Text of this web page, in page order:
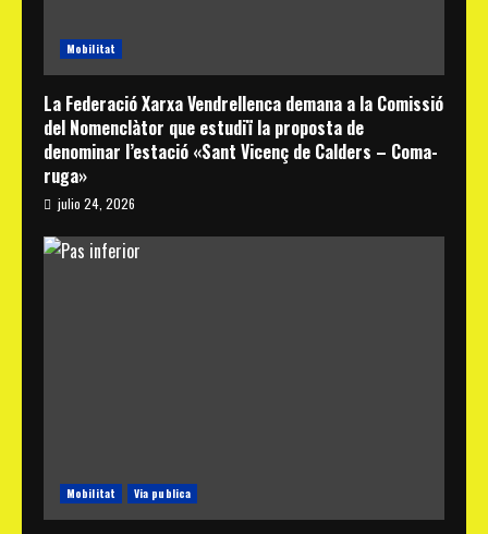
Mobilitat
La Federació Xarxa Vendrellenca demana a la Comissió
del Nomenclàtor que estudiï la proposta de
denominar l’estació «Sant Vicenç de Calders – Coma-
ruga»
julio 24, 2026
Mobilitat Via publica